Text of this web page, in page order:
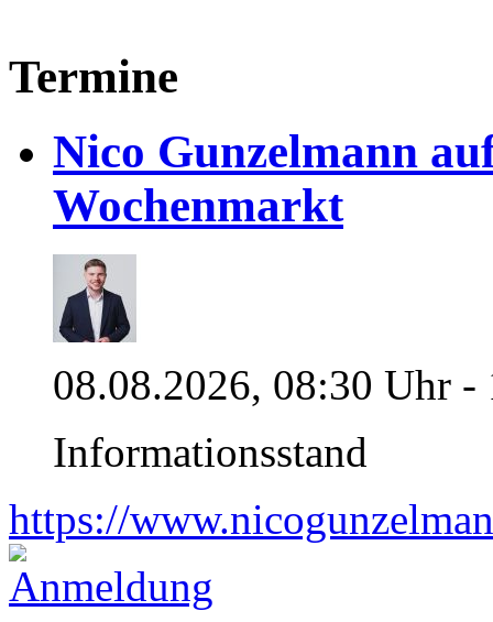
Termine
Nico Gunzelmann
Wochenmarkt
08.08.2026, 08:30 Uhr -
Informationsstand
https://